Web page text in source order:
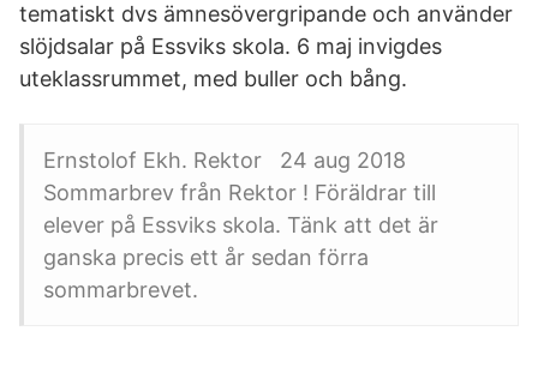
tematiskt dvs ämnesövergripande och använder
slöjdsalar på Essviks skola. 6 maj invigdes
uteklassrummet, med buller och bång.
Ernstolof Ekh. Rektor 24 aug 2018
Sommarbrev från Rektor ! Föräldrar till
elever på Essviks skola. Tänk att det är
ganska precis ett år sedan förra
sommarbrevet.